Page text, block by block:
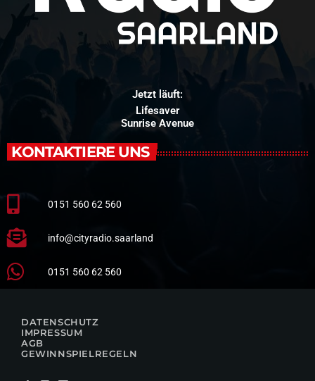
Jetzt läuft:
Lifesaver
Sunrise Avenue
KONTAKTIERE UNS
0151 560 62 560
info@cityradio.saarland
0151 560 62 560
DATENSCHUTZ
IMPRESSUM
AGB
GEWINNSPIELREGELN